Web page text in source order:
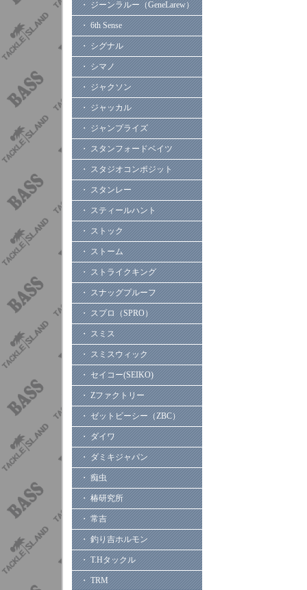
・ ジーンラルー（GeneLarew）
・ 6th Sense
・ シグナル
・ シマノ
・ ジャクソン
・ ジャッカル
・ ジャンプライズ
・ スタンフォードベイツ
・ スタジオコンポジット
・ スタンレー
・ スティールハント
・ ストック
・ ストーム
・ ストライクキング
・ スナッグプルーフ
・ スプロ（SPRO）
・ スミス
・ スミスウィック
・ セイコー(SEIKO)
・ Zファクトリー
・ ゼットビーシー（ZBC）
・ ダイワ
・ ダミキジャパン
・ 痴虫
・ 椿研究所
・ 常吉
・ 釣り吉ホルモン
・ T.Hタックル
・ TRM